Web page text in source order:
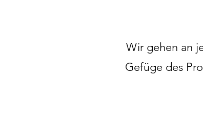
Wir gehen an
Gefüge des